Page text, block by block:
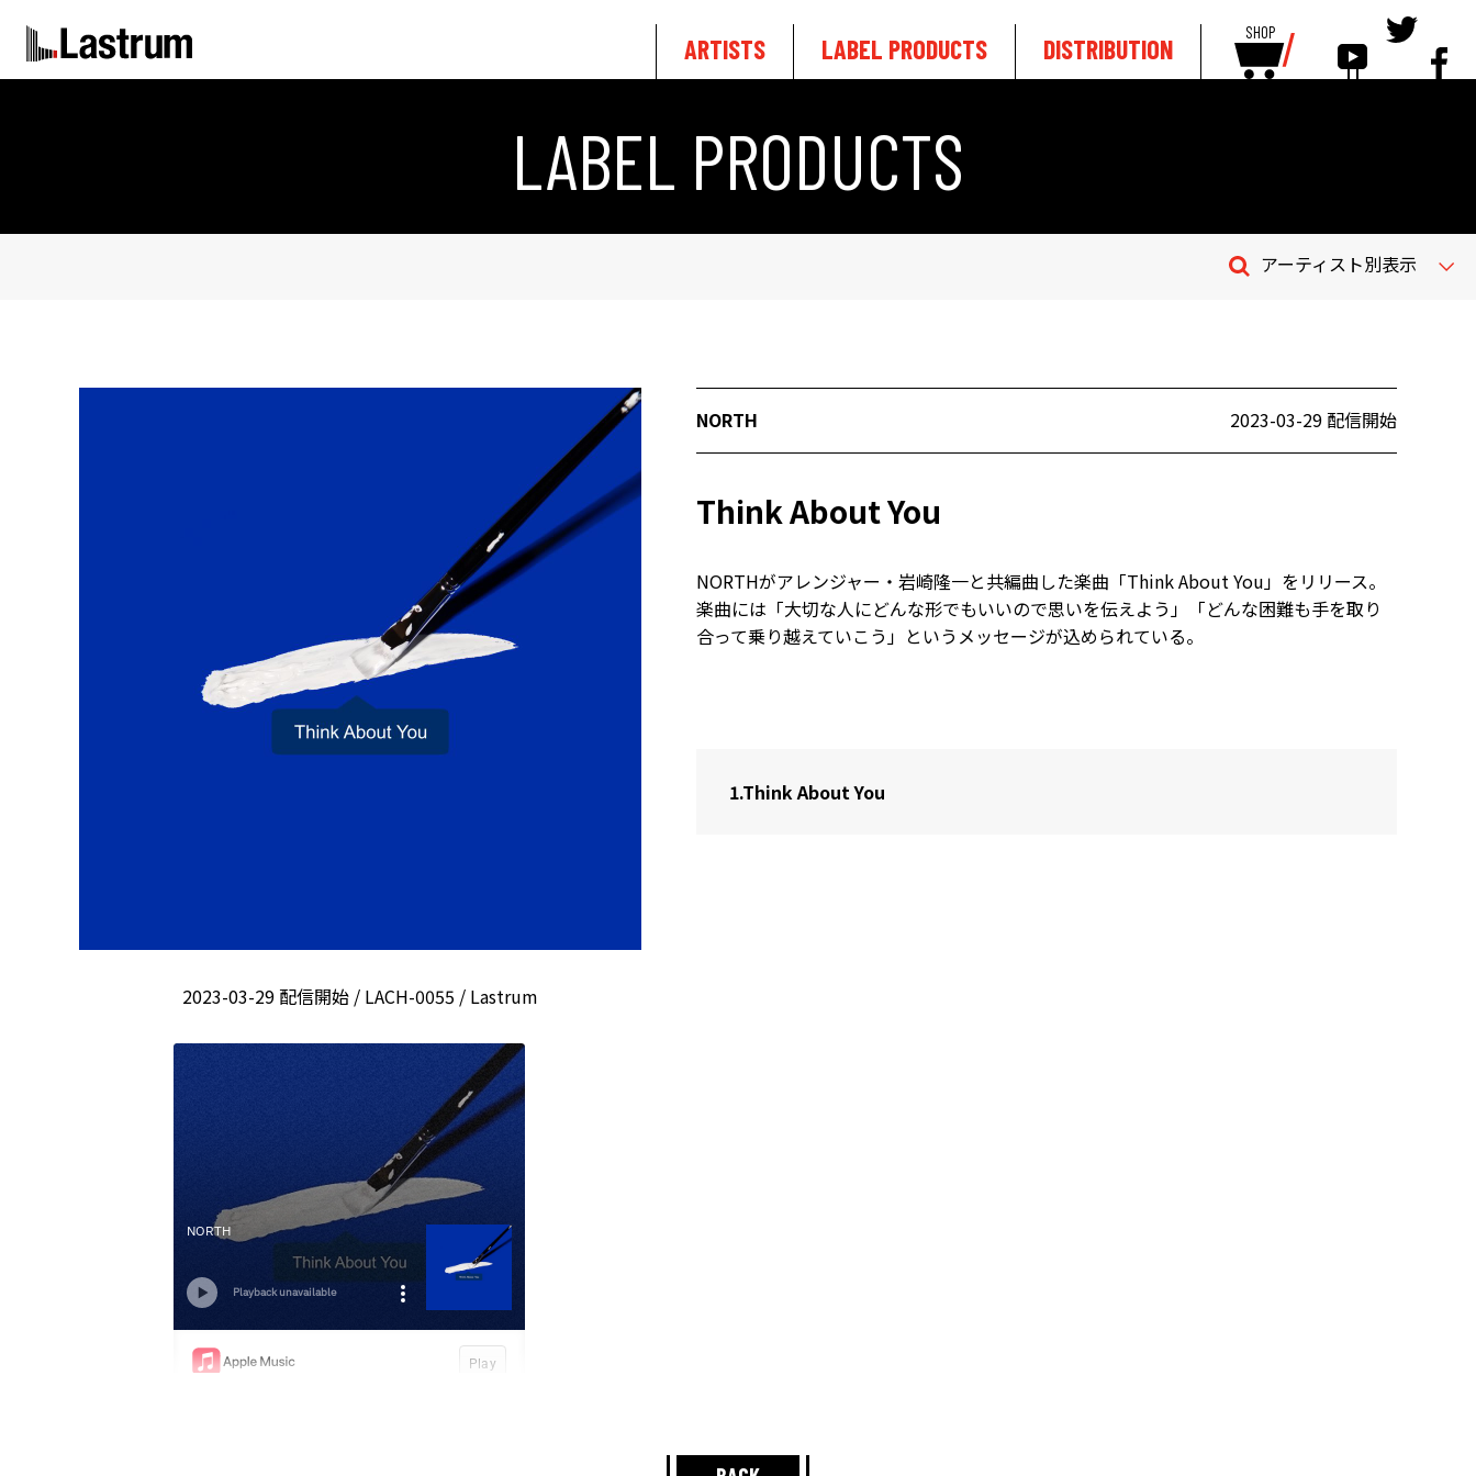
ARTISTS LABEL PRODUCTS DISTRIBUTION
SHOP
LABEL PRODUCTS
アーティスト別表示
2023-03-29 配信開始 / LACH-0055 / Lastrum
NORTH 2023-03-29 配信開始
Think About You
NORTHがアレンジャー・岩崎隆一と共編曲した楽曲「Think About You」をリリース。
楽曲には「大切な人にどんな形でもいいので思いを伝えよう」「どんな困難も手を取り
合って乗り越えていこう」というメッセージが込められている。
1.Think About You